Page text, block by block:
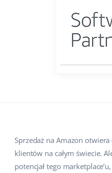
Sprzedaż na marketplace
Automatyzacja procesów
Zarządzanie wysyłką
Ekosystem
Moda
Audyt konta
Konfiguracja konta
español (AR)
español (MX)
Sprzedaż na Amazon
klientów na całym świecie.
potencjał tego